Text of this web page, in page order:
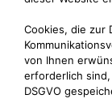
Cookies, die zur
von Ihnen
erforderlich
DSGVO